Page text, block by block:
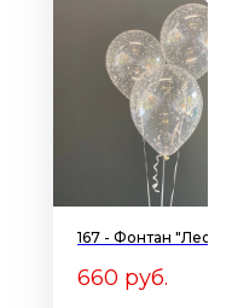
167 - Фонтан "Леон"
660 руб.